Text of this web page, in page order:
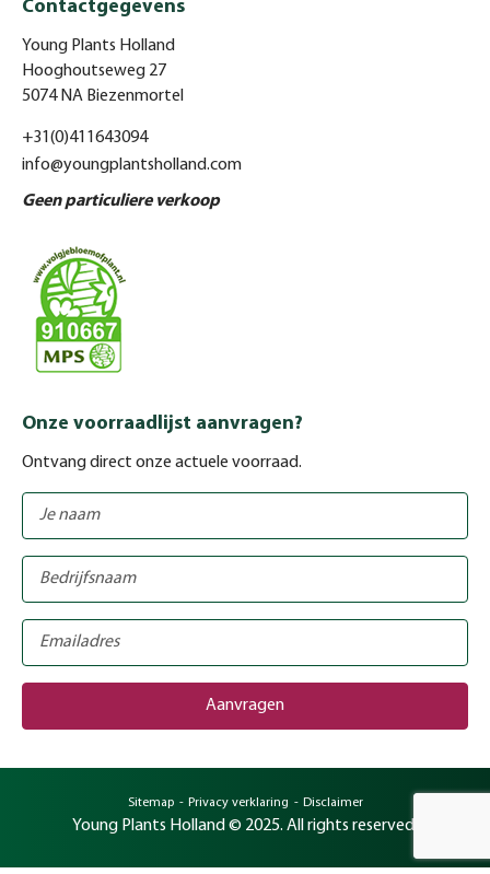
Contactgegevens
Young Plants Holland
Hooghoutseweg 27
5074 NA Biezenmortel
+31(0)411643094
info@youngplantsholland.com
Geen particuliere verkoop
Onze voorraadlijst aanvragen?
Ontvang direct onze actuele voorraad.
Young Plants Holland © 2025. All rights reserved.
Sitemap Privacy verklaring Disclaimer